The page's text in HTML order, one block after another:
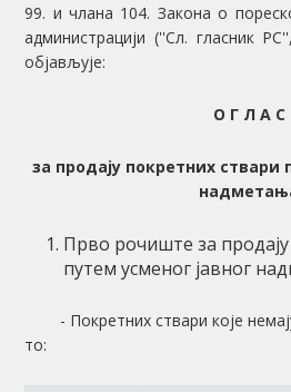
99. и члана 104. Закона о
aдминистрацији (''Сл. гласник
објављује:
О Г Л А С
за продају покретних ствари
Прво рочиште за
путем усменог јавног
- Покретних ствари које
то: